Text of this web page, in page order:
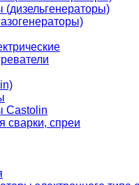
(дизельгенераторы)
Castolin
спреи